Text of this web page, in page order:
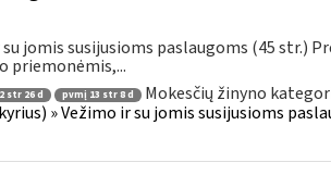
jomis susijusioms paslaugoms (45 str.)
priemonėmis,...
str 26 d pvmį 13 str 8 d
Mokesčių žinyno
» Vežimo ir su jomis susijusioms